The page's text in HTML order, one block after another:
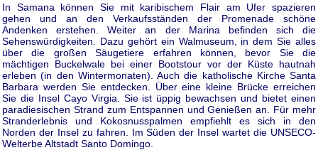
In Samana können Sie mit karibischem Flair am Ufer spazieren
gehen und an den Verkaufsständen der Promenade schöne
Andenken erstehen. Weiter an der Marina befinden sich die
Sehenswürdigkeiten. Dazu gehört ein Walmuseum, in dem Sie alles
über die großen Säugetiere erfahren können, bevor Sie die
mächtigen Buckelwale bei einer Bootstour vor der Küste hautnah
erleben (in den Wintermonaten). Auch die katholische Kirche Santa
Barbara werden Sie entdecken. Über eine kleine Brücke erreichen
Sie die Insel Cayo Virgia. Sie ist üppig bewachsen und bietet einen
paradiesischen Strand zum Entspannen und Genießen an. Für mehr
Stranderlebnis und Kokosnusspalmen empfiehlt es sich in den
Norden der Insel zu fahren. Im Süden der Insel wartet die UNSECO-
Welterbe Altstadt Santo Domingo.